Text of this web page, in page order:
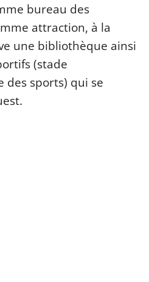
bureau des
attraction, à la
une bibliothèque ainsi
(stade
des sports) qui se